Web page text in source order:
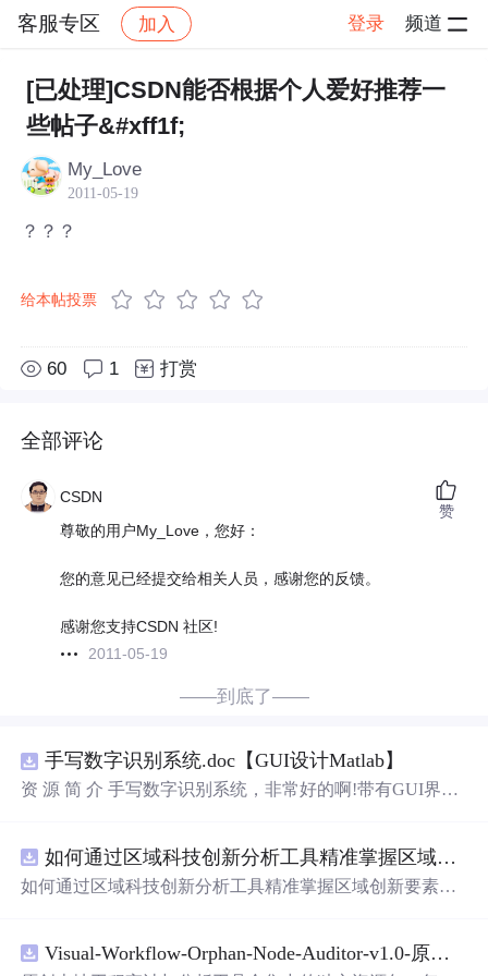
客服专区 加入 登录 频道
社区 客服专区 帖子详情
[已处理]CSDN能否根据个人爱好推荐一
些帖子&#xff1f;
My_Love
2011-05-19
？？？
给本帖投票
60 1 打赏
全部评论
CSDN
尊敬的用户My_Love，您好：
您的意见已经提交给相关人员，感谢您的反馈。
感谢您支持CSDN 社区!
2011-05-19
赞
——到底了——
手写数字识别系统.doc【GUI设计Matlab】
资 源 简 介 手写数字识别系统，非常好的啊!带有GUI界
带有直观的图形用户界面（GUI），非常容易使用。你只
需要将手写数字输入系统，它将立即给出准确的识别结
是一个非常方便和实用的工具，你一定会喜欢它的！
如何通过区域科技创新分析工具精准掌握区域创新要素分布与产业链融合现状？.docx
如何通过区域科技创新分析工具精准掌握区域创新要素分
Visual-Workflow-Orphan-Node-Auditor-v1.0-原创源码与文档.zip